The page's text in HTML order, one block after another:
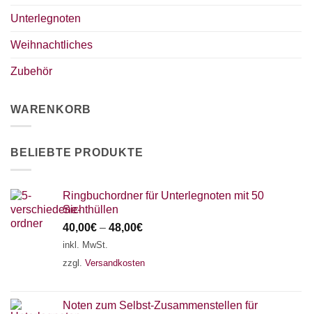
Unterlegnoten
Weihnachtliches
Zubehör
WARENKORB
BELIEBTE PRODUKTE
Ringbuchordner für Unterlegnoten mit 50
Sichthüllen
40,00€ – 48,00€
inkl. MwSt.
zzgl. Versandkosten
Noten zum Selbst-Zusammenstellen für